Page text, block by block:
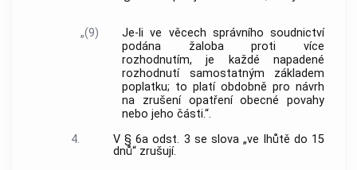
„(9)
Je-li ve věcech správního soudnictví
podána žaloba proti více
rozhodnutím, je každé napadené
rozhodnutí samostatným základem
poplatku; to platí obdobně pro návrh
na zrušení opatření obecné povahy
nebo jeho části.“.
4.
V § 6a odst. 3 se slova „ve lhůtě do 15
dnů“ zrušují.